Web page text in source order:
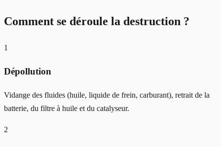
Comment se déroule la destruction ?
1
Dépollution
Vidange des fluides (huile, liquide de frein, carburant), retrait de la
batterie, du filtre à huile et du catalyseur.
2